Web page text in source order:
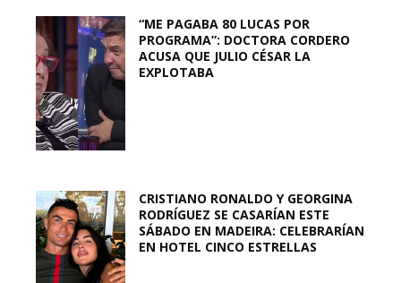
“ME PAGABA 80 LUCAS POR
PROGRAMA”: DOCTORA CORDERO
ACUSA QUE JULIO CÉSAR LA
EXPLOTABA
CRISTIANO RONALDO Y GEORGINA
RODRÍGUEZ SE CASARÍAN ESTE
SÁBADO EN MADEIRA: CELEBRARÍAN
EN HOTEL CINCO ESTRELLAS